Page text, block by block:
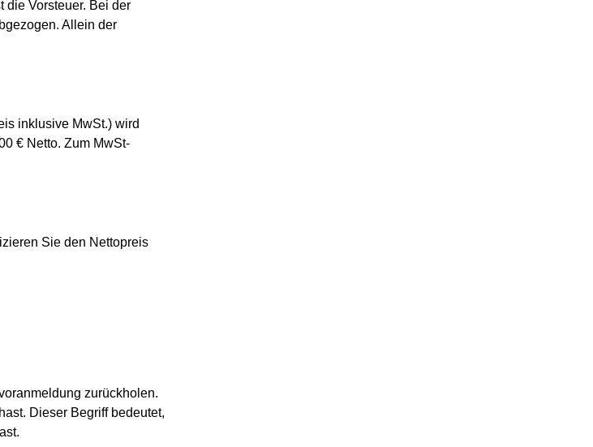
die Vorsteuer. Bei der
Allein der
inklusive MwSt.) wird
€ Netto. Zum MwSt-
Sie den Nettopreis
zurückholen.
Dieser Begriff bedeutet,